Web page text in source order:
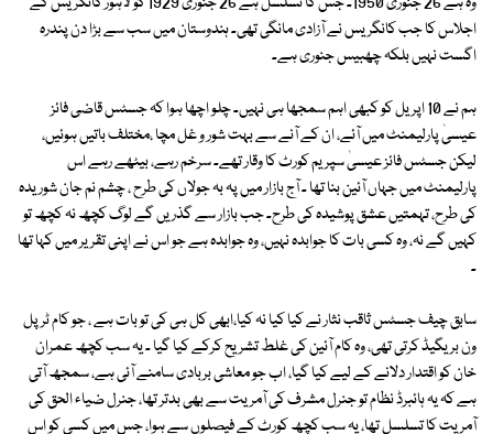
اجلاس کا جب کانگریس نے آزادی مانگی تھی۔ ہندوستان میں سب سے بڑا دن پندرہ
اگست نہیں بلکہ چھبیس جنوری ہے۔
ہم نے 10 اپریل کو کبھی اہم سمجھا ہی نہیں۔ چلو اچھا ہوا کہ جسٹس قاضی فائز
عیسیٰ پارلیمنٹ میں آئے، ان کے آنے سے بہت شور و غل مچا ،مختلف باتیں ہوئیں،
لیکن جسٹس فائز عیسیٰ سپریم کورٹ کا وقار تھے۔ سرخم رہے، بیٹھے رہے اس
پارلیمنٹ میں جہاں آئین بنا تھا ۔ آج بازار میں پہ بہ جولاں کی طرح ، چشم نم جان شوریدہ
کی طرح، تہمتیں عشق پوشیدہ کی طرح۔ جب بازار سے گذریں گے لوگ کچھ نہ کچھ تو
کہیں گے نہ، وہ کسی بات کا جوابدہ نہیں، وہ جوابدہ ہے جو اس نے اپنی تقریر میں کہا تھا
۔
سابق چیف جسٹس ثاقب نثار نے کیا کیا نہ کیا،ابھی کل ہی کی تو بات ہے ، جو کام ٹرپل
ون بریگیڈ کرتی تھی، وہ کام آئین کی غلط تشریح کرکے کیا گیا ۔ یہ سب کچھ عمران
خان کو اقتدار دلانے کے لیے کیا گیا، اب جو معاشی بربادی سامنے آئی ہے، سمجھ آتی
ہے کہ یہ ہائبرڈ نظام تو جنرل مشرف کی آمریت سے بھی بدتر تھا، جنرل ضیاء الحق کی
آمریت کا تسلسل تھا، یہ سب کچھ کورٹ کے فیصلوں سے ہوا، جس میں کسی کو اس